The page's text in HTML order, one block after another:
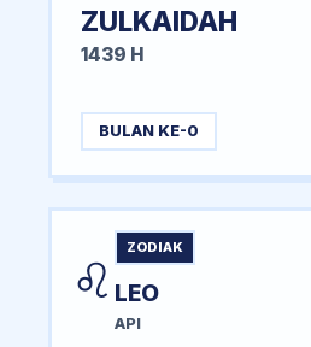
ZULKAIDAH
1439 H
BULAN KE-0
♌
ZODIAK
LEO
API